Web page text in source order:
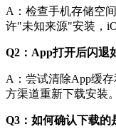
A：检查手机存储空
许"未知来源"安装，
Q2：App打开后闪退
A：尝试清除App缓
方渠道重新下载安装。
Q3：如何确认下载的